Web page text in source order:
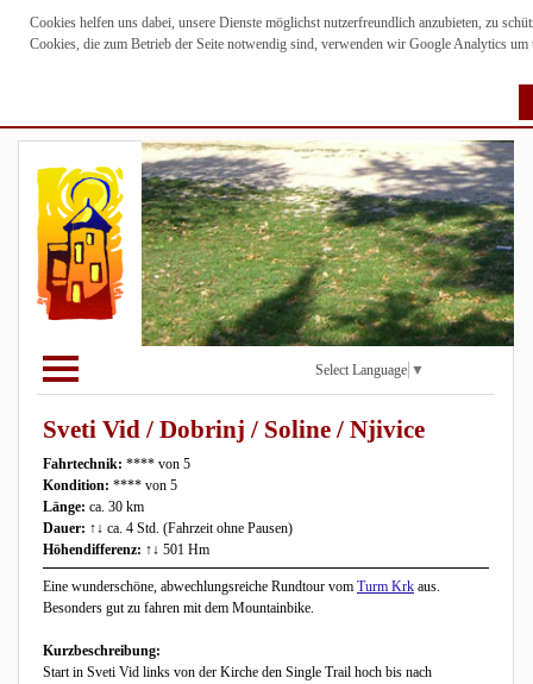
Cookies helfen uns dabei, unsere Dienste möglichst nutzerfreundlich anzubieten, zu
Cookies, die zum Betrieb der Seite notwendig sind, verwenden wir Google Analytics um
Select Language ▼
Sveti Vid / Dobrinj / Soline / Njivice
Fahrtechnik: **** von 5
Kondition: **** von 5
Länge: ca. 30 km
Dauer: ↑↓ ca. 4 Std. (Fahrzeit ohne Pausen)
Höhendifferenz: ↑↓ 501 Hm
Eine wunderschöne, abwechlungsreiche Rundtour vom Turm Krk aus.
Besonders gut zu fahren mit dem Mountainbike.
Kurzbeschreibung:
Start in Sveti Vid links von der Kirche den Single Trail hoch bis nach